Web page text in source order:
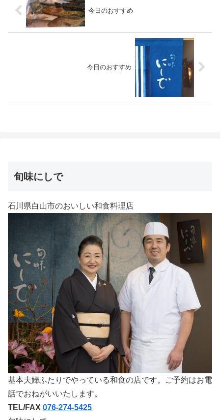
今日のおすすめ
今日のおすすめ
旬味にしで
石川県白山市のおいしい和食料理店
基本夫婦ふたりでやっている和食の店です。ご予約はお電
話でおねがいいたします。
TEL/FAX 076-274-5425